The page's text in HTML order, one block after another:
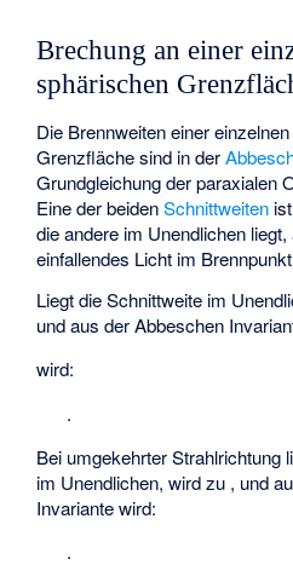
Brechung an einer
sphärischen
Die Brennweiten einer
Grenzfläche sind in der
Grundgleichung der paraxialen
Eine der beidenSchnittweiten
die andere im Unendlichen
einfallendes Licht im
Liegt die Schnittweite im
und aus der Abbeschen
wird:
.
Bei umgekehrter Strahlrichtung
im Unendlichen,wird zu , und
Invariante wird:
.